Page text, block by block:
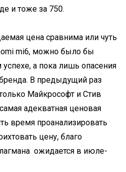
и тоже за 750.
цена сравнима или чуть
mi6, можно было бы
а пока лишь опасения
В предыдущий раз
Майкрософт и Стив
адекватная ценовая
время проанализировать
цену, благо
ожидается в июле-